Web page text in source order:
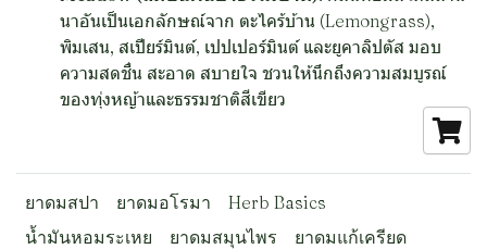
นาอันเป็นเอกลักษณ์จาก ตะไคร้บ้าน (Lemongrass),
พิมเสน, สเปียร์มินต์, เปปเปอร์มินต์ และยูคาลิปตัส มอบ
ความสดชื่น สะอาด สบายใจ ชวนให้นึกถึงความสมบูรณ์
ของทุ่งหญ้าและธรรมชาติสีเขียว
ยาดมสปา ยาดมอโรมา
Herb Basics
น้ำมันหอมระเหย
ยาดมสมุนไพร
ยาดมแก้เครียด